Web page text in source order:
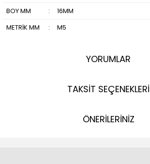
BOY MM
:
16MM
METRİK MM
: M5
YORUMLAR
TAKSİT SEÇENEKLERİ
ÖNERİLERİNİZ